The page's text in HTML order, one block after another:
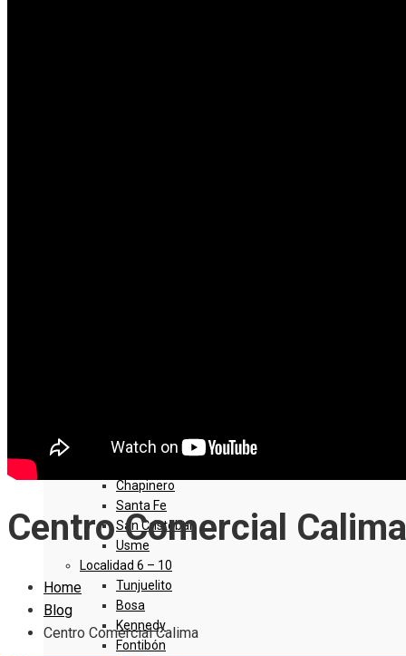
Localidad 1 – 5
Chapinero
Santa Fe
San Cristóbal
Usme
Localidad 6 – 10
Tunjuelito
Bosa
Kennedy
Fontibón
Centro Comercial Calima
Home
Blog
Centro Comercial Calima